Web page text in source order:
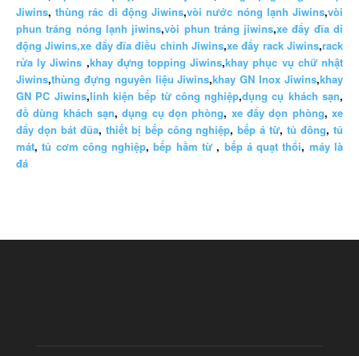
Jiwins,thùng rác di động Jiwins,vòi nước nóng lạnh Jiwins,vòi
phun tráng nóng lạnh jiwins,vòi phun tráng jiwins,xe đẩy đĩa di
động Jiwins,xe đẩy đĩa điều chỉnh Jiwins,xe đẩy rack Jiwins,rack
rửa ly Jiwins ,khay đựng topping Jiwins,khay phục vụ chữ nhật
Jiwins,thùng đựng nguyên liệu Jiwins,khay GN Inox Jiwins,khay
GN PC Jiwins,linh kiện bếp từ công nghiệp,dụng cụ khách sạn,
đồ dùng khách sạn,dụng cụ dọn phòng, xe đẩy dọn phòng,xe
đẩy dọn bát đũa, thiết bị bếp công nghiệp,bếp á từ,tủ đông,tủ
mát,tủ cơm công nghiệp,bếp hầm từ , bếp á quạt thổi, máy là
đá